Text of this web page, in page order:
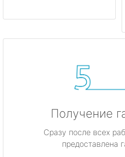
Получение
Сразу после всех
предоставлена